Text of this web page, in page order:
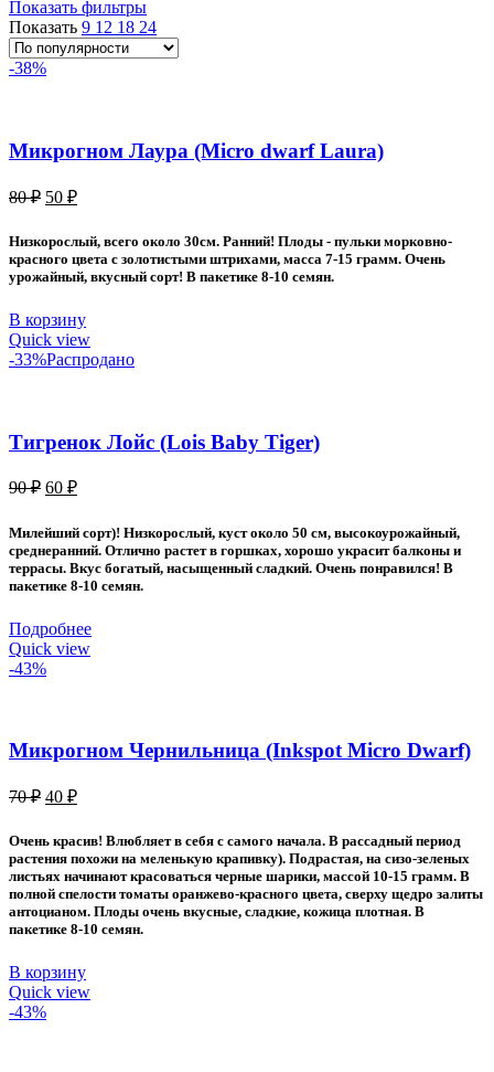
Показать фильтры
Показать 9 12 18 24
-38%
Микрогном Лаура (Micro dwarf Laura)
80₽ Первоначальная
составляла
80 ₽.
50 ₽Текущая
50 ₽.
Низкорослый, всего около 30см. Ранний! Плоды - пульки морковно-
красного цвета с золотистыми штрихами, масса 7-15 грамм. Очень
урожайный, вкусный сорт! В пакетике 8-10 семян.
В корзину
Quick view
-33%Распродано
Тигренок Лойс (Lois Baby Tiger)
90₽ Первоначальная
90 ₽.
60 ₽Текущая
60 ₽.
Милейший сорт)! Низкорослый, куст около 50 см, высокоурожайный,
среднеранний. Отлично растет в горшках, хорошо украсит балконы и
террасы. Вкус богатый, насыщенный сладкий. Очень понравился! В
пакетике 8-10 семян.
Подробнее
Quick view
-43%
Микрогном Чернильница (Inkspot Micro Dwarf)
70₽ Первоначальная
составляла
70 ₽.
40 ₽Текущая
40 ₽.
Очень красив! Влюбляет в себя с самого начала. В рассадный период
растения похожи на меленькую крапивку). Подрастая, на сизо-зеленых
листьях начинают красоваться черные шарики, массой 10-15 грамм. В
полной спелости томаты оранжево-красного цвета, сверху щедро залиты
антоцианом. Плоды очень вкусные, сладкие, кожица плотная. В
пакетике 8-10 семян.
В корзину
Quick view
-43%